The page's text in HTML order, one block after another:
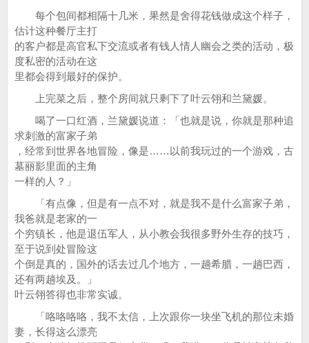
每个包间都相隔十几米，果然是舍得花钱做成这个样子，
估计这种餐厅主打
的客户都是高官私下交流或者有钱人情人幽会之类的活动，极
度私密的活动在这
里都会得到最好的保护。
上完菜之后，整个房间就只剩下了叶云翎和兰黛媛。
喝了一口红酒，兰黛媛说道：「也就是说，你就是那种追
求刺激的富家子弟
，经常到世界各地冒险，像是……以前我玩过的一个游戏，古
墓丽影里面的主角
一样的人？」
「有点像，但是有一点不对，就是我不是什么富家子弟，
我爸就是老家的一
个穷镇长，他是退伍军人，从小教会我很多野外生存的技巧，
至于说到处冒险这
个倒是真的，国外的话去过几个地方，一趟希腊，一趟巴西，
还有两趟埃及。」
叶云翎答得也非常实诚。
「咯咯咯咯，我不太信，上次跟你一块坐飞机的那位未婚
妻，长得这么漂亮